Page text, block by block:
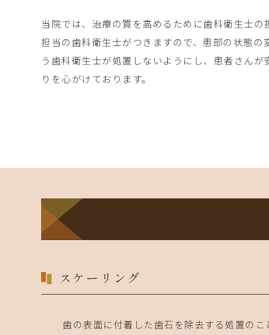
当院では、治療の質を高めるために歯科衛生士
担当の歯科衛生士がつきますので、患部の状態
う歯科衛生士が処置しないようにし、患者さん
りを心がけております。
スケーリング
歯の表面に付着した歯石を除去する処置の